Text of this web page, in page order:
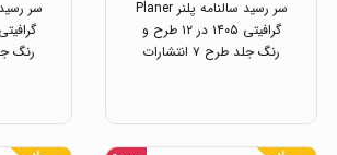
سر رسید سالنامه پلنر Planer
گرافیتی ۱۴۰۵ در ۱۲ طرح و
رنگ جلد طرح ۷ انتشارات